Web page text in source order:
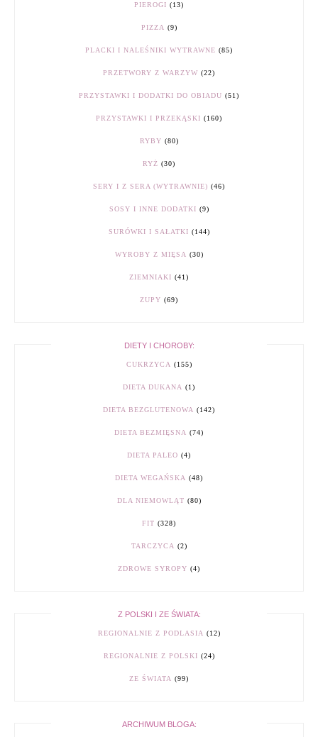
PIEROGI (13)
PIZZA (9)
PLACKI I NALEŚNIKI WYTRAWNE (85)
PRZETWORY Z WARZYW (22)
PRZYSTAWKI I DODATKI DO OBIADU (51)
PRZYSTAWKI I PRZEKĄSKI (160)
RYBY (80)
RYŻ (30)
SERY I Z SERA (WYTRAWNIE) (46)
SOSY I INNE DODATKI (9)
SURÓWKI I SAŁATKI (144)
WYROBY Z MIĘSA (30)
ZIEMNIAKI (41)
ZUPY (69)
DIETY I CHOROBY:
CUKRZYCA (155)
DIETA DUKANA (1)
DIETA BEZGLUTENOWA (142)
DIETA BEZMIĘSNA (74)
DIETA PALEO (4)
DIETA WEGAŃSKA (48)
DLA NIEMOWLĄT (80)
FIT (328)
TARCZYCA (2)
ZDROWE SYROPY (4)
Z POLSKI I ZE ŚWIATA:
REGIONALNIE Z PODLASIA (12)
REGIONALNIE Z POLSKI (24)
ZE ŚWIATA (99)
ARCHIWUM BLOGA: